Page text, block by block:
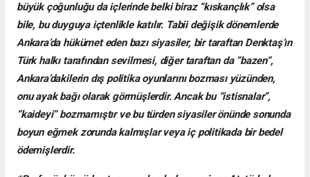
büyük çoğunluğu da içlerinde belki biraz “kıskançlık” olsa
bile, bu duyguya içtenlikle katılır. Tabii değişik dönemlerde
Ankara’da hükümet eden bazı siyasiler, bir taraftan Denktaş’ın
Türk halkı tarafından sevilmesi, diğer taraftan da “bazen”,
Ankara’dakilerin dış politika oyunlarını bozması yüzünden,
onu ayak bağı olarak görmüşlerdir. Ancak bu “istisnalar”,
“kaideyi” bozmamıştır ve bu türden siyasiler önünde sonunda
boyun eğmek zorunda kalmışlar veya iç politikada bir bedel
ödemişlerdir.